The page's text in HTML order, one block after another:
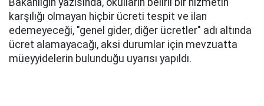
Bakanlığın yazısında, okulların belirli bir hizmetin
karşılığı olmayan hiçbir ücreti tespit ve ilan
edemeyeceği, "genel gider, diğer ücretler" adı altında
ücret alamayacağı, aksi durumlar için mevzuatta
müeyyidelerin bulunduğu uyarısı yapıldı.